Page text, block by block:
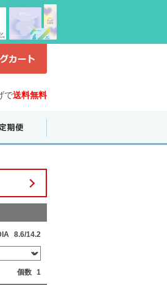
で送料無料
8.6/14.2
個数 1